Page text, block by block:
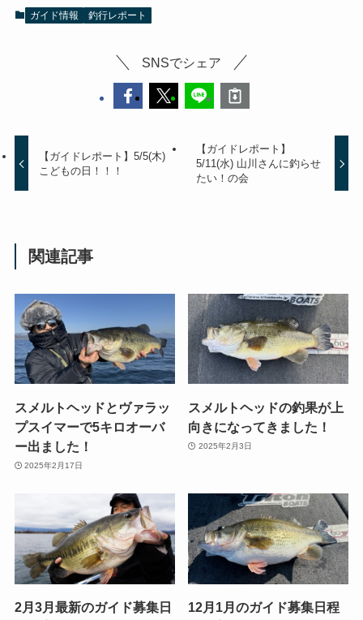
ガイド情報 釣行レポート
SNSでシェア
【ガイドレポート】5/5(木)
こどもの日！！！
【ガイドレポート】
5/11(水) 山川さんに釣らせ
たい！の会
関連記事
スメルトヘッドとヴァラッ
プスイマーで5キロオーバ
ー出ました！
2025年2月17日
スメルトヘッドの釣果が上
向きになってきました！
2025年2月3日
2月3月最新のガイド募集日
12月1月のガイド募集日程